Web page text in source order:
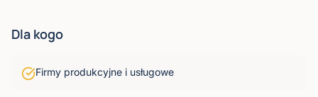
Dla kogo
Firmy produkcyjne i usługowe